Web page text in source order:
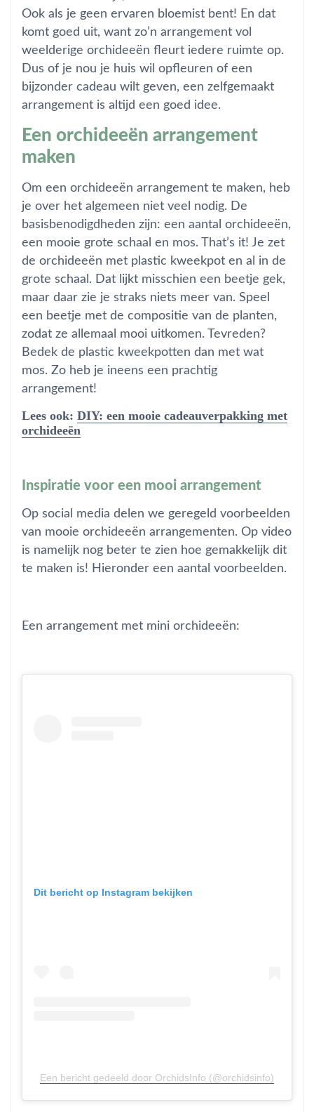
Ook als je geen ervaren bloemist bent! En dat
komt goed uit, want zo’n arrangement vol
weelderige orchideeën fleurt iedere ruimte op.
Dus of je nou je huis wil opfleuren of een
bijzonder cadeau wilt geven, een zelfgemaakt
arrangement is altijd een goed idee.
Een orchideeën arrangement
maken
Om een orchideeën arrangement te maken, heb
je over het algemeen niet veel nodig. De
basisbenodigdheden zijn: een aantal orchideeën,
een mooie grote schaal en mos. That’s it! Je zet
de orchideeën met plastic kweekpot en al in de
grote schaal. Dat lijkt misschien een beetje gek,
maar daar zie je straks niets meer van. Speel
een beetje met de compositie van de planten,
zodat ze allemaal mooi uitkomen. Tevreden?
Bedek de plastic kweekpotten dan met wat
mos. Zo heb je ineens een prachtig
arrangement!
Lees ook: DIY: een mooie cadeauverpakking met
orchideeën
Inspiratie voor een mooi arrangement
Op social media delen we geregeld voorbeelden
van mooie orchideeën arrangementen. Op video
is namelijk nog beter te zien hoe gemakkelijk dit
te maken is! Hieronder een aantal voorbeelden.
Een arrangement met mini orchideeën:
Dit bericht op Instagram bekijken
Een bericht gedeeld door OrchidsInfo (@orchidsinfo)